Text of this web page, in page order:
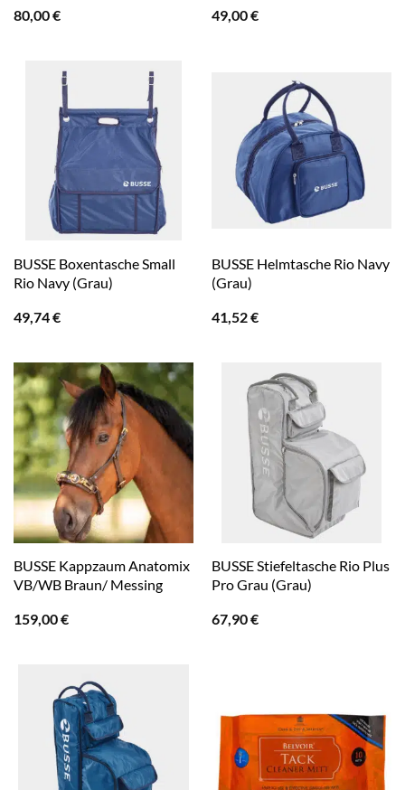
80,00€
49,00€
BUSSE Boxentasche Small
Rio Navy (Grau)
49,74€
BUSSE Helmtasche Rio Navy
(Grau)
41,52€
BUSSE Kappzaum Anatomix
VB/WB Braun/ Messing
159,00€
BUSSE Stiefeltasche Rio Plus
Pro Grau (Grau)
67,90€